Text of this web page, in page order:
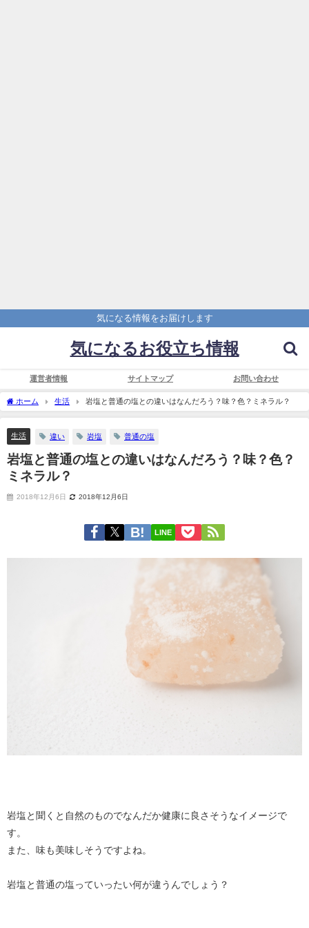
気になる情報をお届けします
気になるお役立ち情報
運営者情報 サイトマップ お問い合わせ
ホーム 生活 岩塩と普通の塩との違いはなんだろう？味？色？ミネラル？
生活 違い 岩塩 普通の塩
岩塩と普通の塩との違いはなんだろう？味？色？
ミネラル？
2018年12月6日 2018年12月6日
LINE
岩塩と聞くと自然のものでなんだか健康に良さそうなイメージで
す。
また、味も美味しそうですよね。
岩塩と普通の塩っていったい何が違うんでしょう？